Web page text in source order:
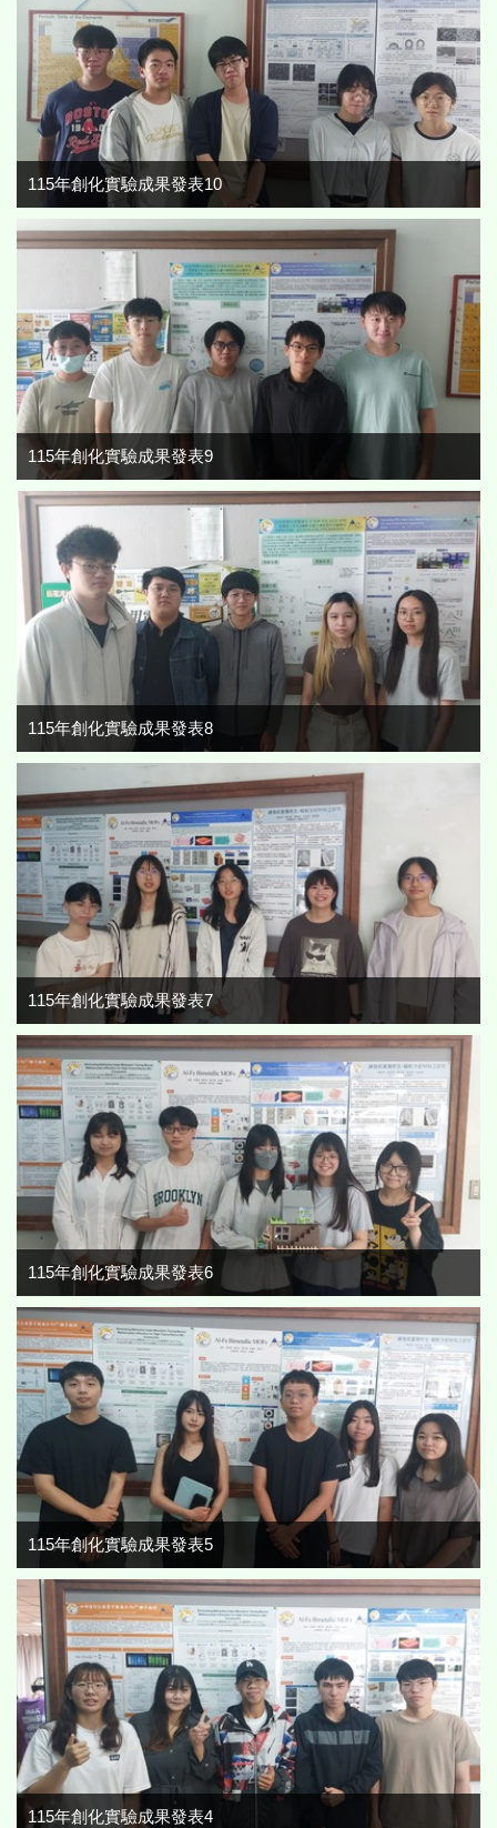
115年創化實驗成果發表10
115年創化實驗成果發表9
115年創化實驗成果發表8
115年創化實驗成果發表7
115年創化實驗成果發表6
115年創化實驗成果發表5
115年創化實驗成果發表4